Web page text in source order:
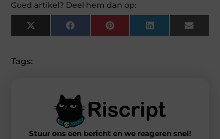
Goed artikel? Deel hem dan op:
X
(Twitter)
FacebookPinterestLinkedInEmail
Tags:
Stuur ons een bericht en we reageren snel!